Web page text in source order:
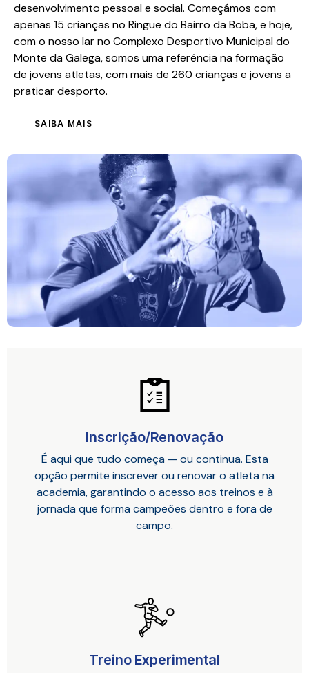
desenvolvimento pessoal e social. Começámos com
apenas 15 crianças no Ringue do Bairro da Boba, e hoje,
com o nosso lar no Complexo Desportivo Municipal do
Monte da Galega, somos uma referência na formação
de jovens atletas, com mais de 260 crianças e jovens a
praticar desporto.
SAIBA MAIS
Inscrição/Renovação
É aqui que tudo começa — ou continua. Esta
opção permite inscrever ou renovar o atleta na
academia, garantindo o acesso aos treinos e à
jornada que forma campeões dentro e fora de
campo.
Treino Experimental